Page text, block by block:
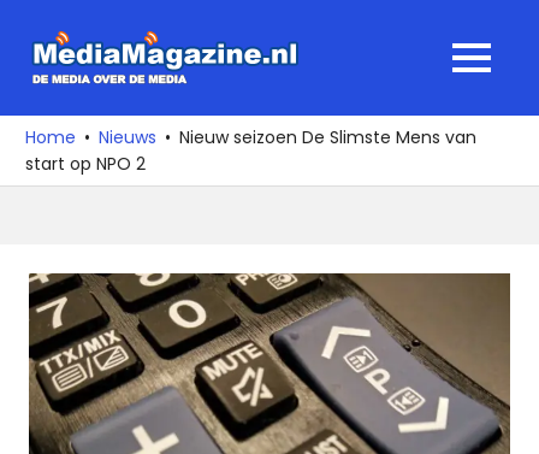
naar
media
over
de
MENU
Home Nieuws
Nieuw seizoen De Slimste Mens van
start op NPO 2